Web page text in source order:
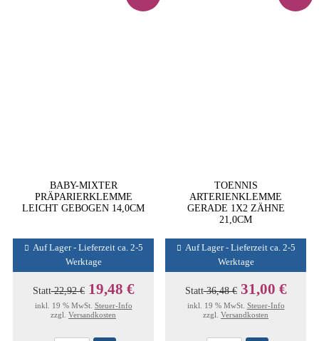
BABY-MIXTER
PRÄPARIERKLEMME
LEICHT GEBOGEN 14,0CM
Auf Lager - Lieferzeit ca. 2-5
Werktage
Statt22,92 € 19,48 €
inkl. 19 % MwSt. Steuer-Info
zzgl. Versandkosten
TOENNIS
ARTERIENKLEMME
GERADE 1X2 ZÄHNE
21,0CM
Auf Lager - Lieferzeit ca. 2-5
Werktage
Statt36,48 € 31,00 €
inkl. 19 % MwSt. Steuer-Info
zzgl. Versandkosten